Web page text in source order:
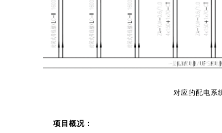
对应的配电系
项目概况：